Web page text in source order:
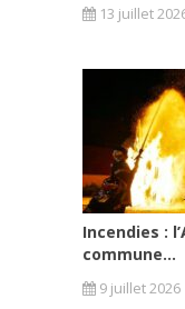
13 juillet
Incendies :
commune...
9 juillet 2026